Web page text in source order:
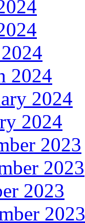
2024
2024
2024
2023
2023
2023
2023